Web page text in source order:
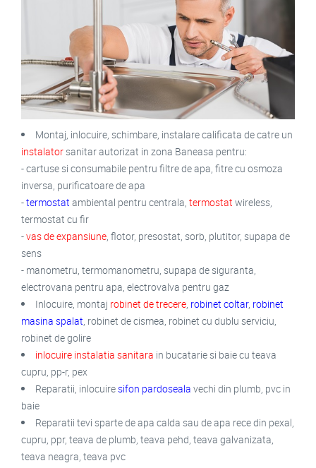
Montaj, inlocuire, schimbare, instalare calificata de catre un
instalatorsanitar autorizat in zona Baneasa pentru:
- cartuse si consumabile pentru filtre de apa, fitre cu osmoza
inversa, purificatoare de apa
-termostat ambiental pentru centrala, termostat wireless,
termostat cu fir
-vas de expansiune, flotor, presostat, sorb, plutitor, supapa de
sens
- manometru, termomanometru, supapa de siguranta,
electrovana pentru apa, electrovalva pentru gaz
Inlocuire, montaj robinet de trecere, robinet coltar, robinet
masina spalat, robinet de cismea, robinet cu dublu serviciu,
robinet de golire
inlocuire instalatia sanitara in bucatarie si baie cu teava
cupru, pp-r, pex
Reparatii, inlocuiresifon pardoseala vechi din plumb, pvc in
baie
Reparatii tevi sparte de apa calda sau de apa rece din pexal,
cupru, ppr, teava de plumb, teava pehd, teava galvanizata,
teava neagra, teava pvc